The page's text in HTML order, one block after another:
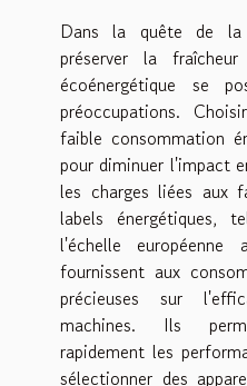
Dans la quête de la
préserver la
écoénergétique se
préoccupations.
faible consommation
pour diminuer l'impact
les charges liées aux
labels énergétiques,
l'échelle
fournissent aux
précieuses sur
machines. Ils
rapidement les
sélectionner des